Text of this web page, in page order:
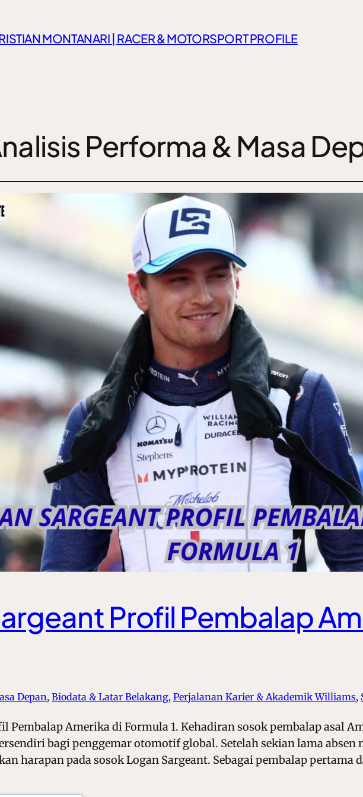
MONTANARI | RACER & MOTORSPORT PROFILE
Performa & Masa
Profil Pembalap
Depan, Biodata & Latar Belakang, Perjalanan Karier & Akademik Williams,
Pembalap Amerika di Formula 1. Kehadiran sosok pembalap asal
bagi penggemar otomotif global. Setelah sekian lama
harapan pada sosok Logan Sargeant. Sebagai pembalap pertama